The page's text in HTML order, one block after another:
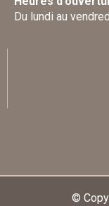
Du lundi au
©